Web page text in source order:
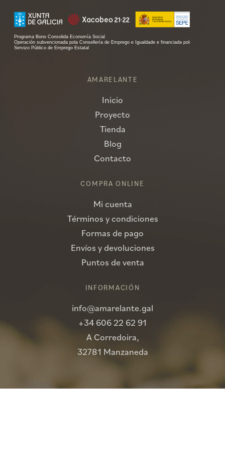
AMARELANTE
Inicio
Proyecto
Tienda
Blog
Contacto
COMPRA ONLINE
Mi cuenta
Términos y condiciones
Formas de pago
Envíos y devoluciones
Puntos de venta
INFORMACIÓN
info@amarelante.gal
+34 606 22 62 91
A Corredoira,
32781 Manzaneda